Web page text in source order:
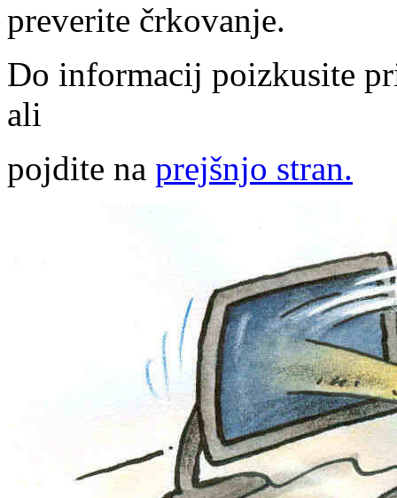
preverite črkovanje.
Do informacij poizkusite
ali
pojdite na prejšnjo stran.